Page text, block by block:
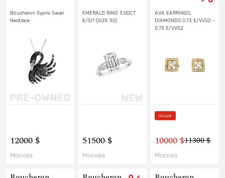
Boucheron Sypris Swan
Necklace
12000 $
Москва
EMERALD RING 3.00CT
E/SI1 (SIZE 50)
51500 $
Москва
AVA EARRINGS,
DIAMONDS 0.73 E/VVS2 -
0.73 E/VVS2
Акция
10000 $11300 $
Москва